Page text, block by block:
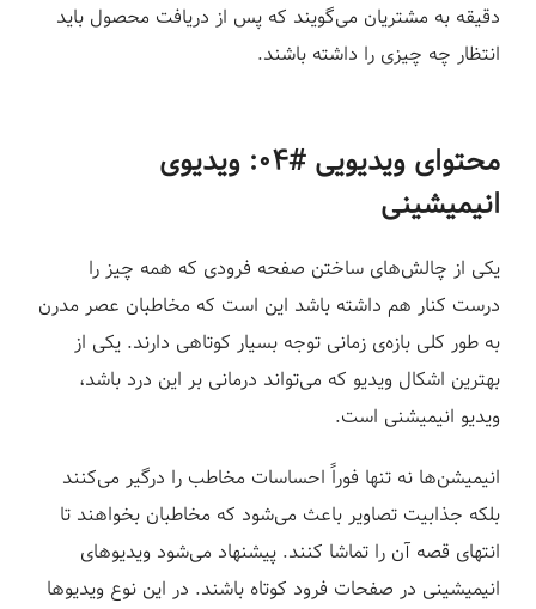
دقیقه به مشتریان می‌گویند که پس از دریافت محصول باید
انتظار چه چیزی را داشته باشند.
محتوای ویدیویی #۰۴: ویدیوی
انیمیشینی
یکی از چالش‌های ساختن صفحه فرودی که همه چیز را
درست کنار هم داشته باشد این است که مخاطبان عصر مدرن
به طور کلی بازه‌ی زمانی توجه بسیار کوتاهی دارند. یکی از
بهترین اشکال ویدیو که می‌تواند درمانی بر این درد باشد،
ویدیو انیمیشنی است.
انیمیشن‌ها نه تنها فوراً احساسات مخاطب را درگیر می‌کنند
بلکه جذابیت تصاویر باعث می‌شود که مخاطبان بخواهند تا
انتهای قصه آن را تماشا کنند. پیشنهاد می‌شود ویدیوهای
انیمیشینی در صفحات فرود کوتاه باشند. در این نوع ویدیوها